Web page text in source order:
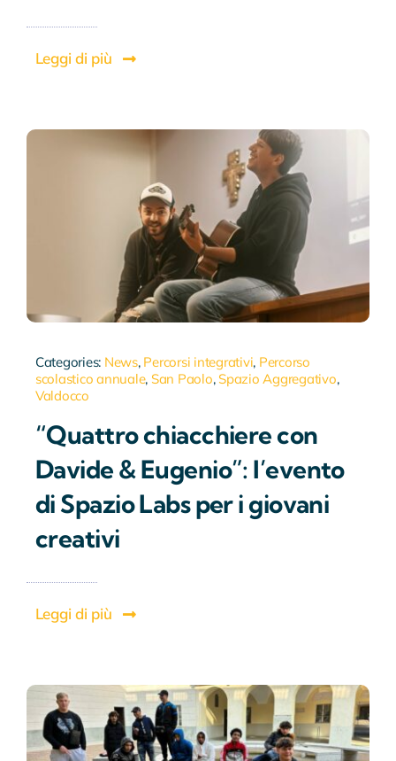
Leggi di più
Categories: News, Percorsi integrativi, Percorso
scolastico annuale, San Paolo, Spazio Aggregativo,
Valdocco
“Quattro chiacchiere con
Davide & Eugenio”: l’evento
di Spazio Labs per i giovani
creativi
Leggi di più